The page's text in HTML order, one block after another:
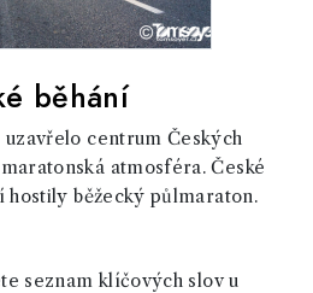
běhání
uzavřelo centrum Českých
atmosféra. České
hostily běžecký půlmaraton.
seznam klíčových slov u